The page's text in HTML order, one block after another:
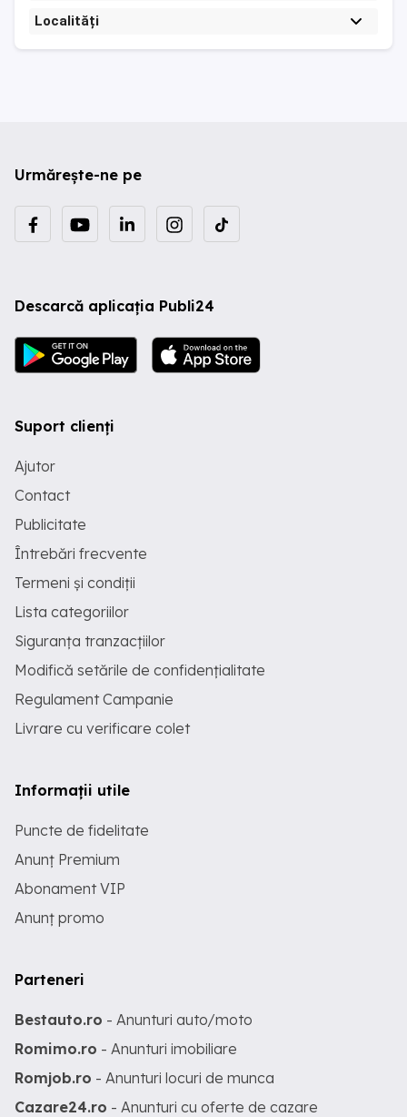
Localități
Urmărește-ne pe
Descarcă aplicația Publi24
Suport clienți
Ajutor
Contact
Publicitate
Întrebări frecvente
Termeni și condiții
Lista categoriilor
Siguranța tranzacțiilor
Modifică setările de confidențialitate
Regulament Campanie
Livrare cu verificare colet
Informații utile
Puncte de fidelitate
Anunț Premium
Abonament VIP
Anunț promo
Parteneri
Bestauto.ro - Anunturi auto/moto
Romimo.ro - Anunturi imobiliare
Romjob.ro - Anunturi locuri de munca
Cazare24.ro - Anunturi cu oferte de cazare